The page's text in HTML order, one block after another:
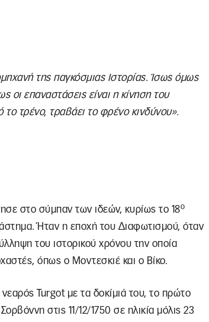
της παγκόσμιας Iστορίας. Ίσως όμως
οι επαναστάσεις είναι η κίνηση του
τρένο, τραβάει το φρένο κινδύνου».
στο σύμπαν των ιδεών, κυρίως το 18ο
Ήταν η εποχή του Διαφωτισμού, όταν
του ιστορικού χρόνου την οποία
όπως ο Μοντεσκιέ και ο Βίκο.
Turgot με τα δοκίμιά του, το πρώτο
στις 11/12/1750 σε ηλικία μόλις 23